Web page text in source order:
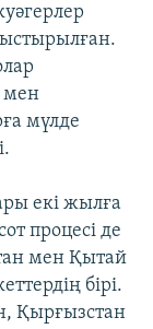
мен
мүлде
екі жылға
процесі де
мен Қытай
бірі.
Қырғызстан